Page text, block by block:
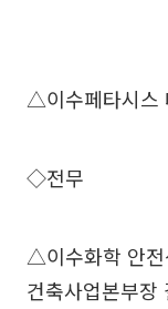
△이수페타시스
◇전무
△이수화학 안
건축사업본부